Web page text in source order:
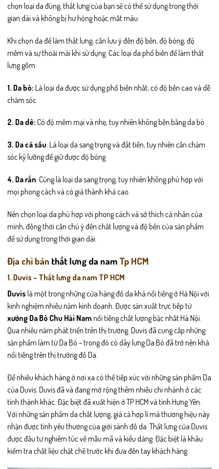
chọn loại da đúng, thắt lưng của bạn sẽ có thể sử dụng trong thời
gian dài và không bị hư hỏng hoặc mất màu.
Khi chọn da để làm thắt lưng, cần lưu ý đến độ bền, độ bóng, độ
mềm và sự thoải mái khi sử dụng. Các loại da phổ biến để làm thắt
lưng gồm:
1. Da bò: Là loại da được sử dụng phổ biến nhất, có độ bền cao và dễ
chăm sóc.
2. Da dê: Có độ mềm mại và nhẹ, tuy nhiên không bền bằng da bò.
3. Da cá sấu: Là loại da sang trọng và đắt tiền, tuy nhiên cần chăm
sóc kỹ lưỡng để giữ được độ bóng
4. Da rắn: Cũng là loại da sang trọng, tuy nhiên không phù hợp với
mọi phong cách và có giá thành khá cao.
Nên chọn loại da phù hợp với phong cách và sở thích cá nhân của
mình, đồng thời cần chú ý đến chất lượng và độ bền của sản phẩm
để sử dụng trong thời gian dài.
Địa chỉ bán thắt lưng da nam Tp HCM
1. Duvis – Thắt lưng da nam TP HCM
Duvis là một trong những cửa hàng đồ da khá nổi tiếng ở Hà Nội với
kinh nghiệm nhiều năm kinh doanh. Được sản xuất trực tiếp từ
xưởng Da Bò Chu Hải Nam nổi tiếng chất lượng bậc nhất Hà Nội.
Qua nhiều năm phát triển trên thị trường. Duvis đã cung cấp những
sản phẩm làm từ Da Bò – trong đó có dây lưng Da Bò đã trở nên khá
nổi tiếng trên thị trường đồ Da.
Để nhiều khách hàng ở nơi xa có thể tiếp xúc với những sản phẩm Da
của Duvis. Duvis đã và đang mở rộng thêm nhiều chi nhánh ở các
tỉnh thành khác. Đặc biệt đã xuất hiện ở TP HCM và tỉnh Hưng Yên.
Với những sản phẩm da chất lượng, giá cả hợp lí mà thương hiệu này
nhận được tình yêu thương của giới sành đồ da. Thắt lưng của Duvis
được đầu tư nghiêm túc về mẫu mã và kiểu dáng. Đặc biệt là khâu
kiểm tra chất liệu chặt chẽ trước khi đưa đến tay khách hàng.